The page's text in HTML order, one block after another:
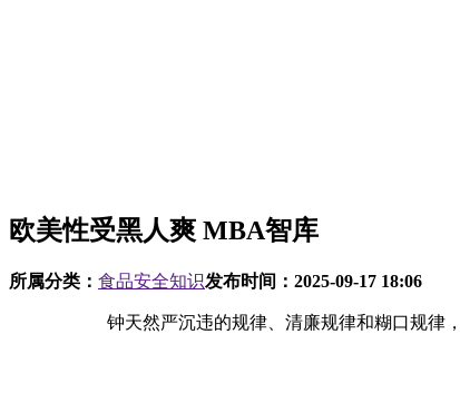
欧美性受黑人爽 MBA智库
所属分类： 食品安全知识发布时间： 2025-09-17 18:06
钟天然严沉违的规律、清廉规律和糊口规律，